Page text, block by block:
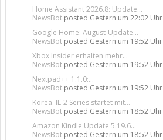
Home Assistant 2026.8: Update...
NewsBot posted Gestern um 22:02 Uhr
Google Home: August-Update...
NewsBot posted Gestern um 19:52 Uhr
Xbox Insider erhalten mehr...
NewsBot posted Gestern um 19:52 Uhr
Nextpad++ 1.1.0:...
NewsBot posted Gestern um 19:52 Uhr
Korea. IL-2 Series startet mit...
NewsBot posted Gestern um 18:52 Uhr
Amazon Kindle Update 5.19.6...
NewsBot posted Gestern um 18:52 Uhr